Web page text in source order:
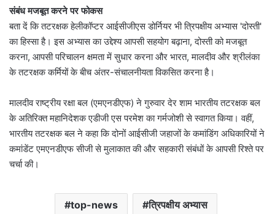
संबंध मजबूत करने पर फोकस
बता दें कि तटरक्षक हेलीकॉप्टर आईसीजीएस डोर्नियर भी त्रिपक्षीय अभ्यास 'दोस्ती'
का हिस्सा है। इस अभ्यास का उद्देश्य आपसी सहयोग बढ़ाना, दोस्ती को मजबूत
करना, आपसी परिचालन क्षमता में सुधार करना और भारत, मालदीव और श्रीलंका
के तटरक्षक कर्मियों के बीच अंतर-संचालनीयता विकसित करना है।
मालदीव राष्ट्रीय रक्षा बल (एमएनडीएफ) ने गुरुवार देर शाम भारतीय तटरक्षक बल
के अतिरिक्त महानिदेशक एडीजी एस परमेश का गर्मजोशी से स्वागत किया। वहीं,
भारतीय तटरक्षक बल ने कहा कि दोनों आईसीजी जहाजों के कमांडिंग अधिकारियों ने
कमांडेंट एमएनडीएफ सीजी से मुलाकात की और सहकारी संबंधों के आपसी रिश्ते पर
चर्चा की।
top-news त्रिपक्षीय अभ्यास